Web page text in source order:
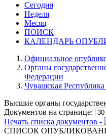
Сегодня
Неделя
Месяц
ПОИСК
КАЛЕНДАРЬ
Официальное
Органы
Федерации
Чувашская
Высшие органы
Документов на странице:
Печать списка документов -
СПИСОК